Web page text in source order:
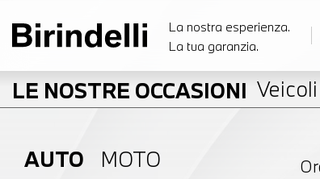
La nostra esperienza.
La tua garanzia.
LE NOSTRE OCCASIONI
AUTO MOTO